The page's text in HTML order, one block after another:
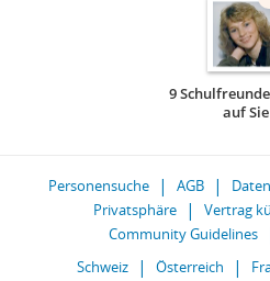
9
auf Sie
Personensuche AGB
Privatsphäre
Vertrag
Community Guidelines
Schweiz
Österreich